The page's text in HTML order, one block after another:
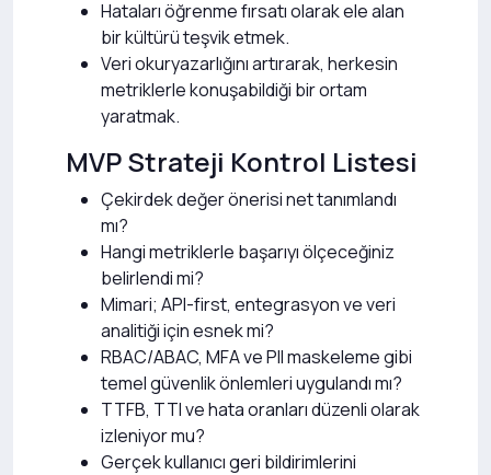
Hataları öğrenme fırsatı olarak ele alan
bir kültürü teşvik etmek.
Veri okuryazarlığını artırarak, herkesin
metriklerle konuşabildiği bir ortam
yaratmak.
MVP Strateji Kontrol Listesi
Çekirdek değer önerisi net tanımlandı
mı?
Hangi metriklerle başarıyı ölçeceğiniz
belirlendi mi?
Mimari; API-first, entegrasyon ve veri
analitiği için esnek mi?
RBAC/ABAC, MFA ve PII maskeleme gibi
temel güvenlik önlemleri uygulandı mı?
TTFB, TTI ve hata oranları düzenli olarak
izleniyor mu?
Gerçek kullanıcı geri bildirimlerini